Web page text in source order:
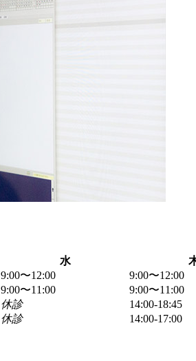
水
9:00〜12:00 9:00〜12:00
9:00〜11:00 9:00〜11:00
休診 14:00-18:45
休診 14:00-17:00